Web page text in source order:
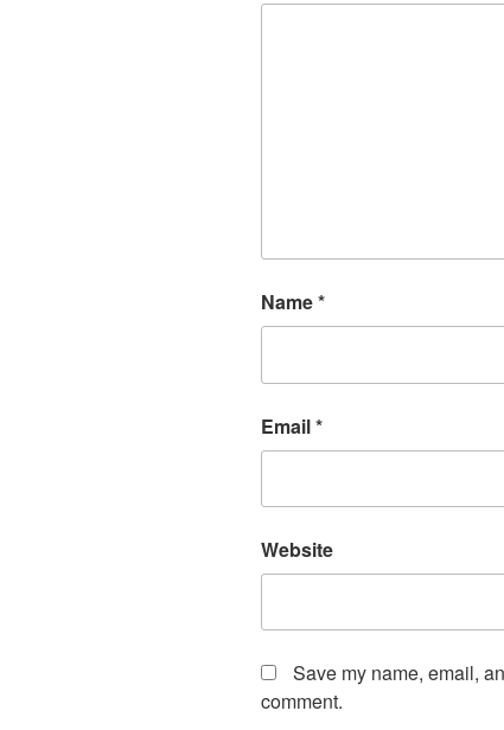
Name*
Email*
Website
Save my name, email,
comment.